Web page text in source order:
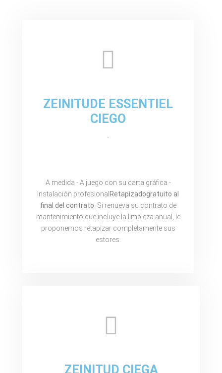
ZEINITUDE ESSENTIEL
CIEGO
-
A medida - A juego con su carta gráfica -
Instalación profesional Retapizadogratuito al
final del contrato: Si renueva su contrato de
mantenimiento que incluye la limpieza anual, le
proponemos retapizar completamente sus
estores.
ZEINITUD CIEGA